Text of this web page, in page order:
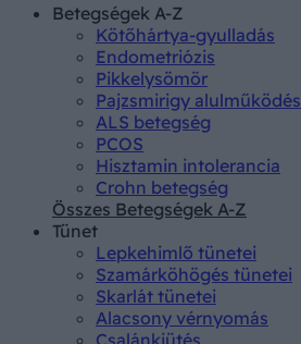
Betegségek A-Z
Kötőhártya-gyulladás
Endometriózis
Pikkelysömör
Pajzsmirigy alulműködés
ALS betegség
PCOS
Hisztamin intolerancia
Crohn betegség
Összes Betegségek A-Z
Tünet
Lepkehimlő tünetei
Szamárköhögés tünetei
Skarlát tünetei
Alacsony vérnyomás
Csalánkiütés